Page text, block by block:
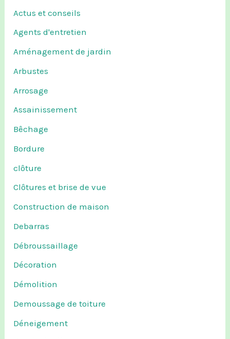
Actus et conseils
Agents d'entretien
Aménagement de jardin
Arbustes
Arrosage
Assainissement
Bêchage
Bordure
clôture
Clôtures et brise de vue
Construction de maison
Debarras
Débroussaillage
Décoration
Démolition
Demoussage de toiture
Déneigement